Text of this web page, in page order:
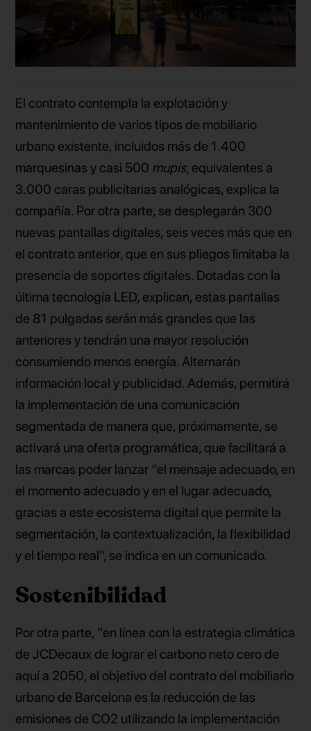
El contrato contempla la explotación y
mantenimiento de varios tipos de mobiliario
urbano existente, incluidos más de 1.400
marquesinas y casi 500 mupis, equivalentes a
3.000 caras publicitarias analógicas, explica la
compañía. Por otra parte, se desplegarán 300
nuevas pantallas digitales, seis veces más que en
el contrato anterior, que en sus pliegos limitaba la
presencia de soportes digitales. Dotadas con la
última tecnología LED, explican, estas pantallas
de 81 pulgadas serán más grandes que las
anteriores y tendrán una mayor resolución
consumiendo menos energía. Alternarán
información local y publicidad. Además, permitirá
la implementación de una comunicación
segmentada de manera que, próximamente, se
activará una oferta programática, que facilitará a
las marcas poder lanzar “el mensaje adecuado, en
el momento adecuado y en el lugar adecuado,
gracias a este ecosistema digital que permite la
segmentación, la contextualización, la flexibilidad
y el tiempo real”, se indica en un comunicado.
Sostenibilidad
Por otra parte, “en línea con la estrategia climática
de JCDecaux de lograr el carbono neto cero de
aquí a 2050, el objetivo del contrato del mobiliario
urbano de Barcelona es la reducción de las
emisiones de CO2 utilizando la implementación